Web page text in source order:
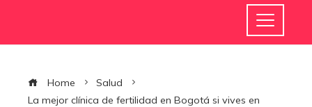
Home
Salud
La mejor clínica de fertilidad en Bogotá si vives en